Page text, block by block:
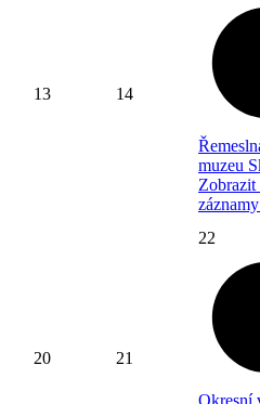
13 14
muzeu
Zobrazit
20 21
22
Okresní